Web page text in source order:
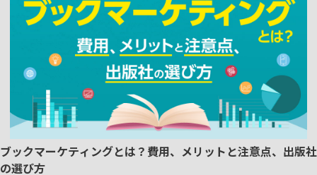
ブックマーケティングとは？費用、メリットと注意点、出版社
の選び方